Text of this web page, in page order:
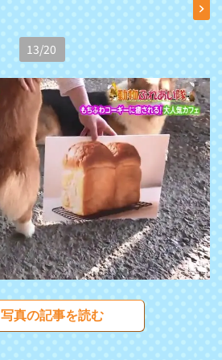
13/20
写真の記事を読む